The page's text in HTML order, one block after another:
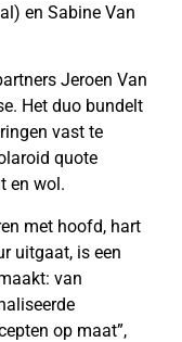
en Sabine Van
Jeroen Van
Het duo bundelt
vast te
quote
en wol.
met hoofd, hart
uitgaat, is een
van
op maat”,